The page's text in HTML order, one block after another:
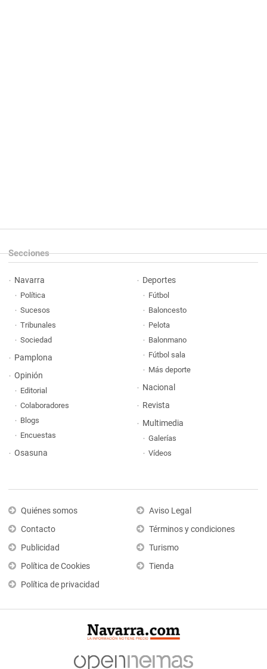
Secciones
Navarra
Política
Sucesos
Tribunales
Sociedad
Pamplona
Opinión
Editorial
Colaboradores
Blogs
Encuestas
Osasuna
Deportes
Fútbol
Baloncesto
Pelota
Balonmano
Fútbol sala
Más deporte
Nacional
Revista
Multimedia
Galerías
Vídeos
Quiénes somos
Contacto
Publicidad
Política de Cookies
Política de privacidad
Aviso Legal
Términos y condiciones
Turismo
Tienda